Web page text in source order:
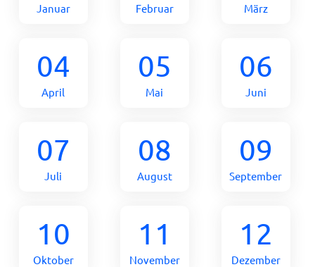
Januar Februar März
04
April
05
Mai
06
Juni
07
Juli
08
August
09
September
10
Oktober
11
November
12
Dezember